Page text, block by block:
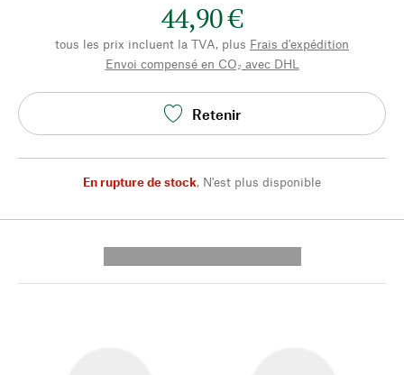
44,90 €
tous les prix incluent la TVA, plus Frais d'expédition
Envoi compensé en CO₂ avec DHL
Retenir
En rupture de stock, N'est plus disponible